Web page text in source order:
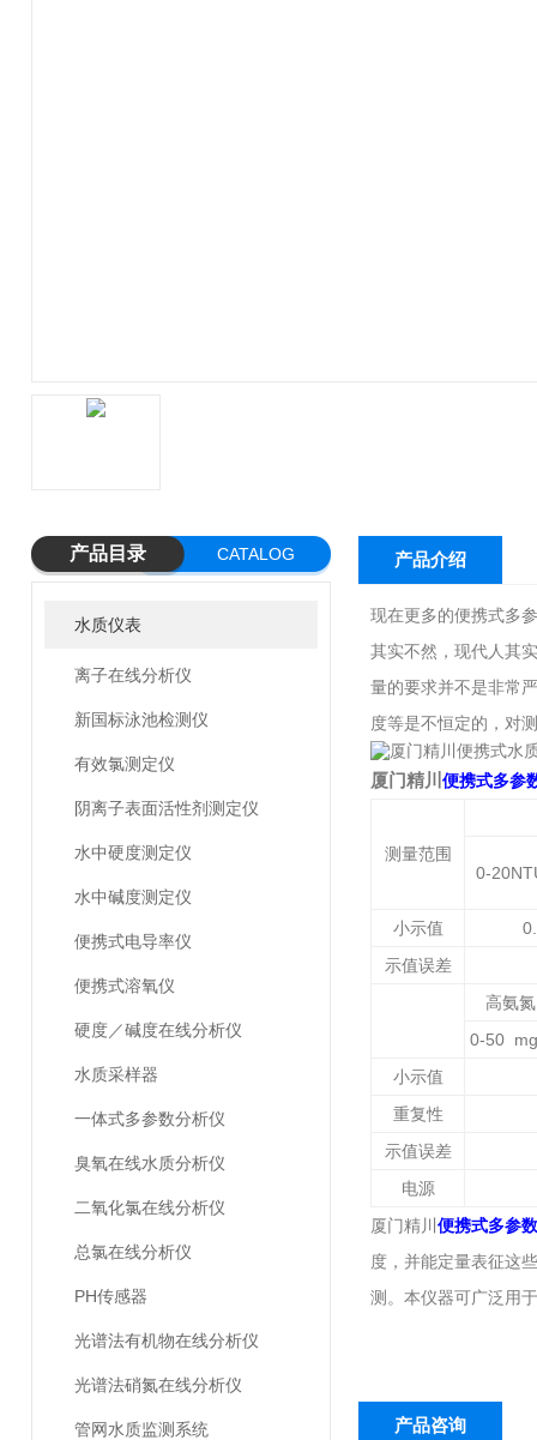
产品目录 CATALOG
水质仪表
离子在线分析仪
新国标泳池检测仪
有效氯测定仪
阴离子表面活性剂测定仪
水中硬度测定仪
水中碱度测定仪
便携式电导率仪
便携式溶氧仪
硬度／碱度在线分析仪
水质采样器
一体式多参数分析仪
臭氧在线水质分析仪
二氧化氯在线分析仪
总氯在线分析仪
PH传感器
光谱法有机物在线分析仪
光谱法硝氮在线分析仪
管网水质监测系统
产品介绍
现在更多的便携式多
其实不然，现代人其
量的要求并不是非常
度等是不恒定的，对
厦门精川 便携式多参
测量范围
0-
小示值
示值误差
高氨氮
0-50
小示值
重复性
示值误差
电源
厦门精川 便携式多参
度，并能定量表征这
测。本仪器可广泛用
产品咨询